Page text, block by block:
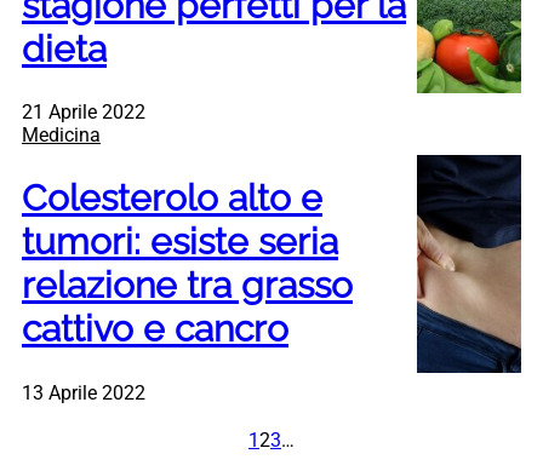
dieta
21 Aprile 2022
Medicina
Colesterolo alto e
tumori: esiste seria
relazione tra grasso
cattivo e cancro
13 Aprile 2022
1 23…